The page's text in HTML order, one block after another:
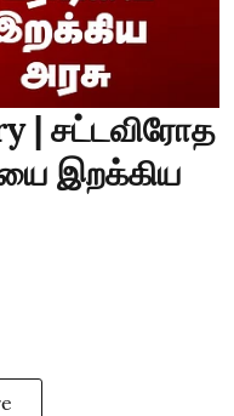
| சட்டவிரோத
இறக்கிய